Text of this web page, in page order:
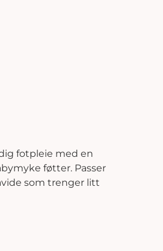
fotpleie med en
føtter. Passer
som trenger litt